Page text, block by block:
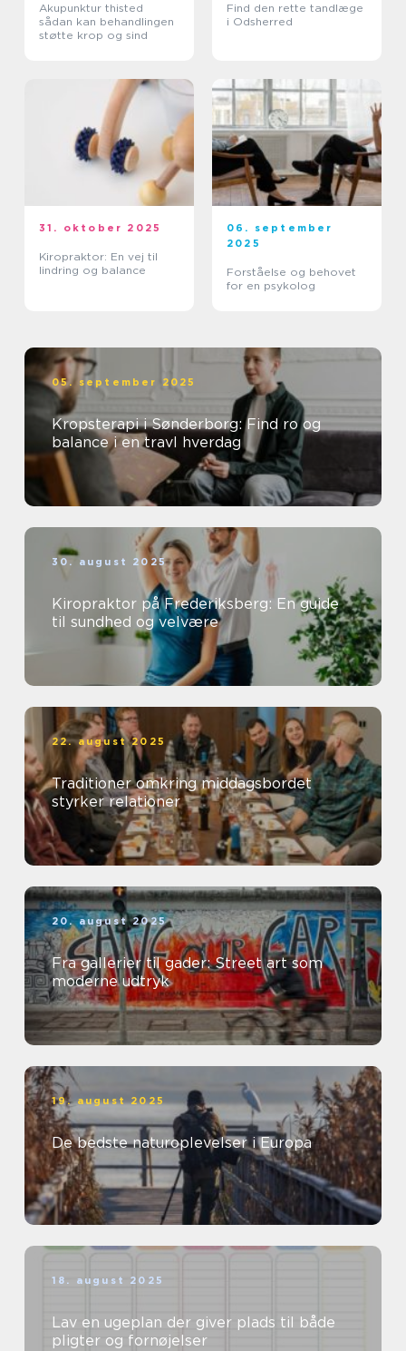
Akupunktur thisted
sådan kan behandlingen
støtte krop og sind
Find den rette tandlæge
i Odsherred
31. oktober 2025
Kiropraktor: En vej til
lindring og balance
06. september
2025
Forståelse og behovet
for en psykolog
05. september 2025
Kropsterapi i Sønderborg: Find ro og
balance i en travl hverdag
30. august 2025
Kiropraktor på Frederiksberg: En guide
til sundhed og velvære
22. august 2025
Traditioner omkring middagsbordet
styrker relationer
20. august 2025
Fra gallerier til gader: Street art som
moderne udtryk
19. august 2025
De bedste naturoplevelser i Europa
18. august 2025
Lav en ugeplan der giver plads til både
pligter og fornøjelser